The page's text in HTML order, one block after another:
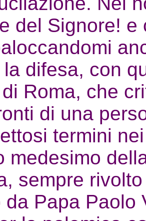
del Signore!
difesa, con
Roma, che
di una
termini
medesimo
sempre
da Papa Paolo